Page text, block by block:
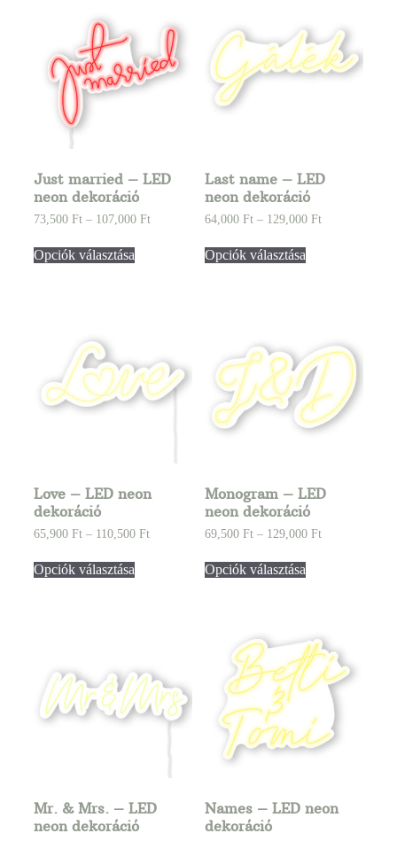
Just married – LED
neon dekoráció
73,500 Ft – 107,000 Ft
Opciók választása
Last name – LED
neon dekoráció
64,000Ft – 129,000Ft
Opciók választása
Love – LED neon
dekoráció
65,900 Ft – 110,500 Ft
Opciók választása
Monogram – LED
neon dekoráció
69,500Ft – 129,000Ft
Opciók választása
Mr. & Mrs. – LED
neon dekoráció
Names – LED neon
dekoráció